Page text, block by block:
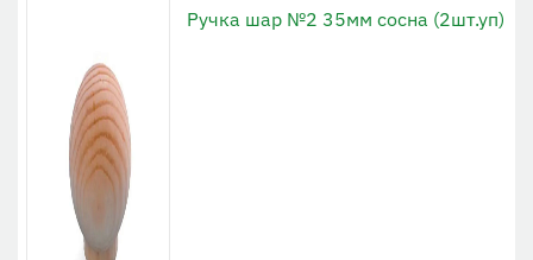
Ручка шар №2 35мм сосна (2шт.уп)